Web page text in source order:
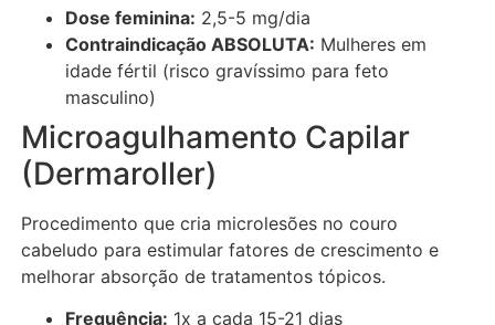
Dose feminina: 2,5-5 mg/dia
Contraindicação ABSOLUTA: Mulheres em
idade fértil (risco gravíssimo para feto
masculino)
Microagulhamento Capilar
(Dermaroller)
Procedimento que cria microlesões no couro
cabeludo para estimular fatores de crescimento e
melhorar absorção de tratamentos tópicos.
Frequência: 1x a cada 15-21 dias